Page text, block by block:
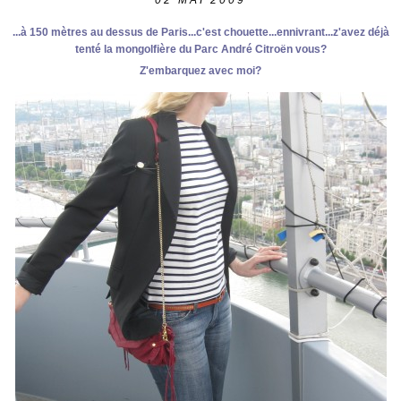
...à 150 mètres au dessus de Paris...c'est chouette...ennivrant...z'avez déjà
tenté la mongolfière du Parc André Citroën vous?
Z'embarquez avec moi?